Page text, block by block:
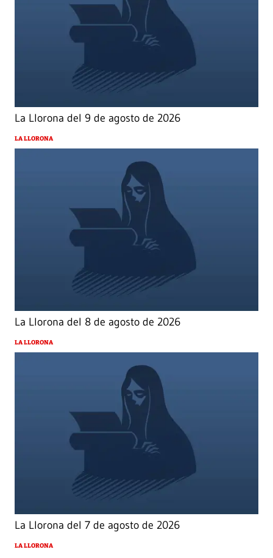
La Llorona del 9 de agosto de 2026
LA LLORONA
La Llorona del 8 de agosto de 2026
LA LLORONA
La Llorona del 7 de agosto de 2026
LA LLORONA